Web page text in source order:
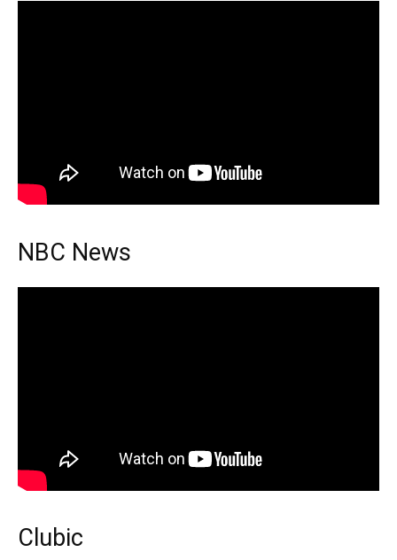
NBC News
Clubic